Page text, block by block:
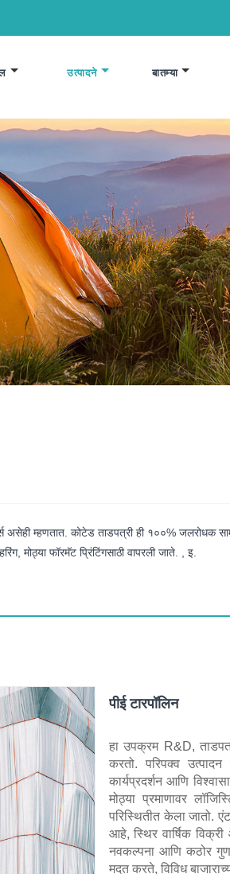
उत्पादने बातम्या
टार्प्स असेही म्हणतात. कोटेड ताडपत्री ही १००%
मोठ्या फॉरमॅट प्रिंटिंगसाठी वापरली जाते. , इ.
पीई टारपॉलिन
हा उपक्रम R&D,
करतो. परिपक्व
कार्यप्रदर्शन आणि
मोठ्या प्रमाणावर
परिस्थितीत केला जातो.
आहे, स्थिर वार्षिक
नवकल्पना आणि कठोर
मदत करते, विविध